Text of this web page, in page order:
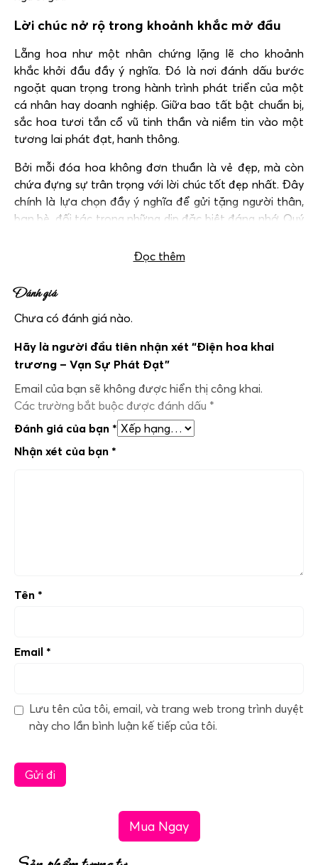
Lời chúc nở rộ trong khoảnh khắc mở đầu
Lẵng hoa như một nhân chứng lặng lẽ cho khoảnh
khắc khởi đầu đầy ý nghĩa. Đó là nơi đánh dấu bước
ngoặt quan trọng trong hành trình phát triển của một
cá nhân hay doanh nghiệp. Giữa bao tất bật chuẩn bị,
sắc hoa tươi tắn cổ vũ tinh thần và niềm tin vào một
tương lai phát đạt, hanh thông.
Bởi mỗi đóa hoa không đơn thuần là vẻ đẹp, mà còn
chứa đựng sự trân trọng với lời chúc tốt đẹp nhất. Đây
chính là lựa chọn đầy ý nghĩa để gửi tặng người thân,
bạn bè, đối tác trong những dịp đặc biệt đáng nhớ. Quý
Đọc thêm
Đánh giá
Chưa có đánh giá nào.
Hãy là người đầu tiên nhận xét “Điện hoa khai
trương – Vạn Sự Phát Đạt”
Email của bạn sẽ không được hiển thị công khai.
Các trường bắt buộc được đánh dấu *
Đánh giá của bạn *
Nhận xét của bạn *
Tên *
Email *
Lưu tên của tôi, email, và trang web trong trình duyệt
này cho lần bình luận kế tiếp của tôi.
Mua Ngay